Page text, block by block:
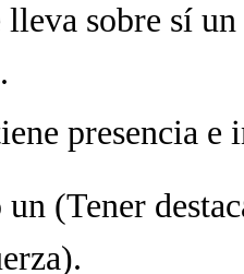
lleva sobre sí
presencia
un (Tener